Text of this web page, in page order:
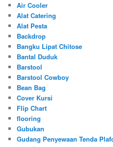
Air Cooler
Alat Catering
Alat Pesta
Backdrop
Bangku Lipat Chitose
Bantal Duduk
Barstool
Barstool Cowboy
Bean Bag
Cover Kursi
Flip Chart
flooring
Gubukan
Gudang Penyewaan Tenda